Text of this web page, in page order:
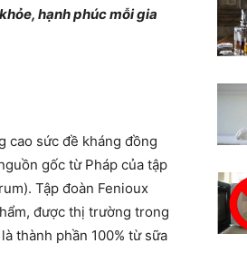
hạnh phúc mỗi gia
cao sức đề kháng đồng
gốc từ Pháp của tập
Tập đoàn Fenioux
được thị trường trong
thành phần 100% từ sữa